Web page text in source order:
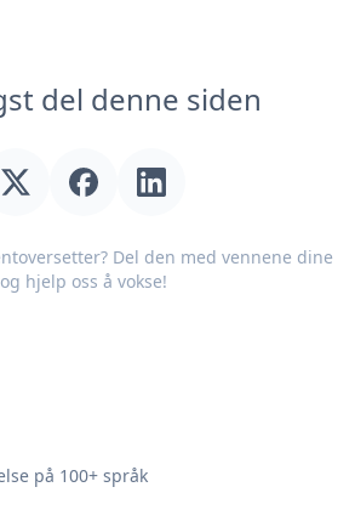
del denne siden
Del den med vennene dine
og hjelp oss å vokse!
på 100+ språk